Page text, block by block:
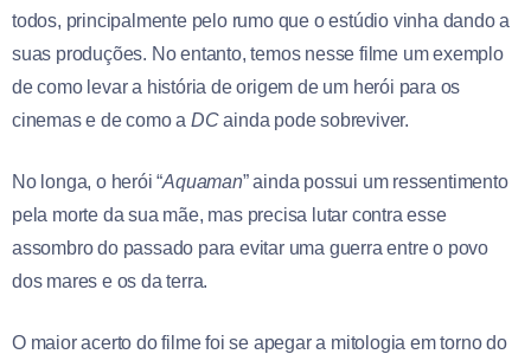
todos, principalmente pelo rumo que o estúdio vinha dando a
suas produções. No entanto, temos nesse filme um exemplo
de como levar a história de origem de um herói para os
cinemas e de como aDCainda pode sobreviver.
No longa, o herói “Aquaman” ainda possui um ressentimento
pela morte da sua mãe, mas precisa lutar contra esse
assombro do passado para evitar uma guerra entre o povo
dos mares e os da terra.
O maior acerto do filme foi se apegar a mitologia em torno do